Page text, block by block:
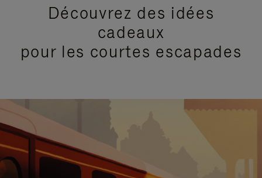
Découvrez des idées
cadeaux
pour les courtes escapades